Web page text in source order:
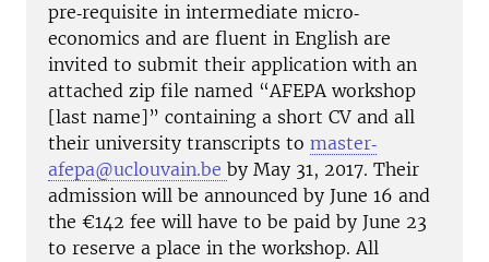
pre‐requisite in intermediate micro‐
economics and are fluent in English are
invited to submit their application with an
attached zip file named “AFEPA workshop
[last name]” containing a short CV and all
their university transcripts to master‐
afepa@uclouvain.be by May 31, 2017. Their
admission will be announced by June 16 and
the €142 fee will have to be paid by June 23
to reserve a place in the workshop. All